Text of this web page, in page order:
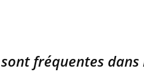
fréquentes dans